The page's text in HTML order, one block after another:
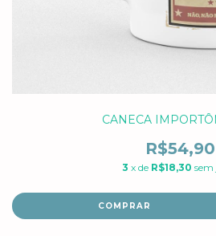
CANECA
R$54,90
3 x de R$18,30 sem
COMPRAR